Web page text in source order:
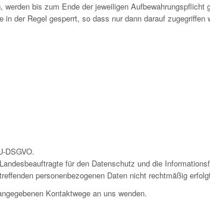
bis zum Ende der jeweiligen Aufbewahrungspflicht
der Regel gesperrt, so dass nur dann darauf zugegriffen
DSGVO.
für den Datenschutz und die
personenbezogenen Daten nicht rechtmäßig
Kontaktwege an uns wenden.